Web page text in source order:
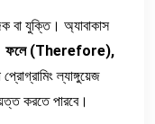
বা যুক্তি। অ্যাবাকাস
ফলে(Therefore),
ল্যাঙ্গুয়েজ
করতে পারবে।